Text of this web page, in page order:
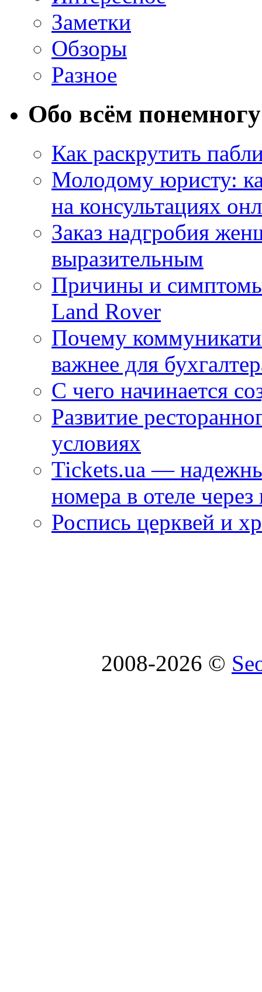
Заметки
Обзоры
Разное
Обо всём понемногу
Как раскрутить
Молодому юристу:
на консультациях
Заказ надгробия
выразительным
Причины и
Land Rover
Почему
важнее для
С чего начинается
Развитие
условиях
Tickets.ua —
номера в отеле через
Роспись церквей и
2008-2026 ©